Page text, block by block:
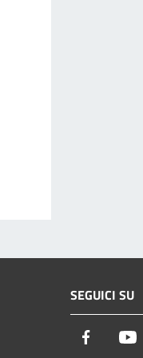
SEGUICI SU
Facebook